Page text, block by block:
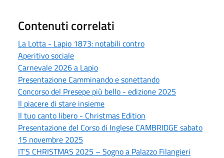
Contenuti correlati
La Lotta - Lapio 1873: notabili contro
Aperitivo sociale
Carnevale 2026 a Lapio
Presentazione Camminando e sonettando
Concorso del Presepe più bello - edizione 2025
Il piacere di stare insieme
Il tuo canto libero - Christmas Edition
Presentazione del Corso di Inglese CAMBRIDGE sabato
15 novembre 2025
IT’S CHRISTMAS 2025 – Sogno a Palazzo Filangieri